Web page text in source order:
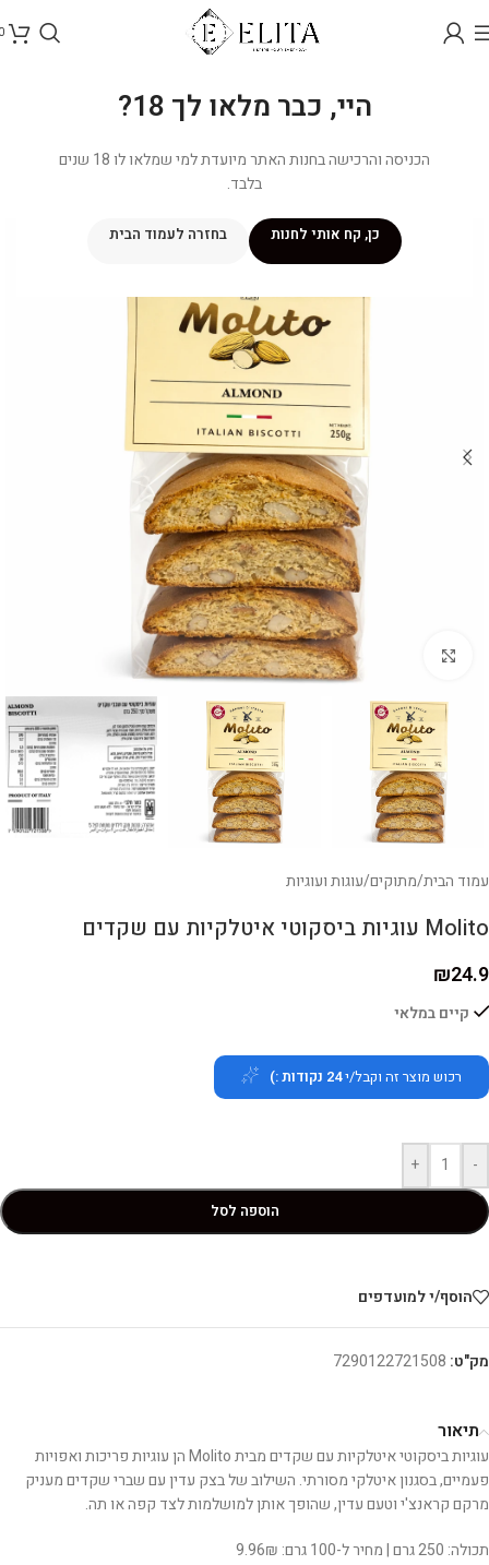
היי, כבר מלאו לך 18?
הכניסה והרכישה בחנות האתר מיועדת למי שמלאו לו 18 שנים
בלבד.
כן, קח אותי לחנות בחזרה לעמוד הבית
לחצו להגדלה
עמוד הבית/מתוקים/עוגות ועוגיות
Molito עוגיות ביסקוטי איטלקיות עם שקדים
₪24.9
קיים במלאי
רכוש מוצר זה וקבל/י24 נקודות :)
-
+
הוספה לסל
הוסף/י למועדפים
מק"ט: 7290122721508
תיאור
עוגיות ביסקוטי איטלקיות עם שקדים מבית Molito הן עוגיות פריכות ואפויות
פעמיים, בסגנון איטלקי מסורתי. השילוב של בצק עדין עם שברי שקדים מעניק
מרקם קראנצ'י וטעם עדין, שהופך אותן למושלמות לצד קפה או תה.
תכולה: 250 גרם | מחיר ל-100 גרם: 9.96₪